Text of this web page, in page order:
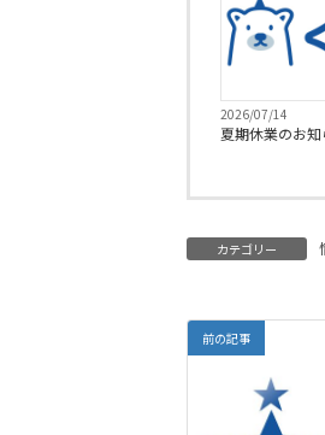
2026/07/14
夏期休業のお
カテゴリー
前の記事